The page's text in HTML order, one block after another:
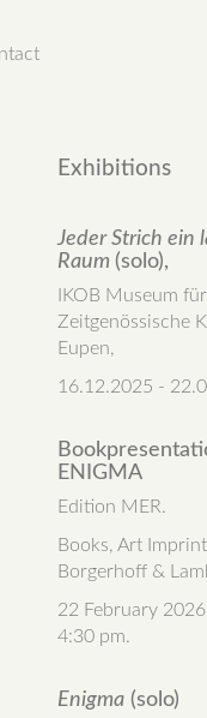
Exhibitions
Jeder Strich ein
Raum (solo),
IKOB Museum für
Zeitgenössische
Eupen,
16.12.2025 -
ENIGMA
Edition MER.
Books, Art
Borgerhoff &
22 February
4:30 pm.
Enigma(solo)